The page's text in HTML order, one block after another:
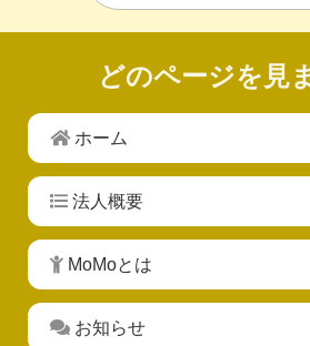
どのページを見
ホーム
法人概要
MoMoとは
お知らせ